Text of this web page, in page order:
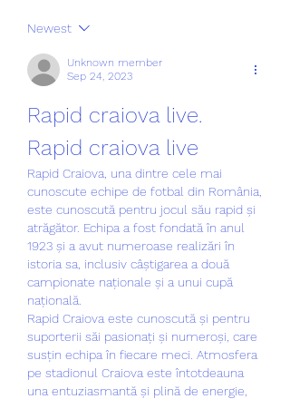
Newest
Unknown member
Sep 24, 2023
Rapid craiova live.
Rapid craiova live
Rapid Craiova, una dintre cele mai
cunoscute echipe de fotbal din România,
este cunoscută pentru jocul său rapid și
atrăgător. Echipa a fost fondată în anul
1923 și a avut numeroase realizări în
istoria sa, inclusiv câștigarea a două
campionate naționale și a unui cupă
națională.
Rapid Craiova este cunoscută și pentru
suporterii săi pasionați și numeroși, care
susțin echipa în fiecare meci. Atmosfera
pe stadionul Craiova este întotdeauna
una entuziasmantă și plină de energie,